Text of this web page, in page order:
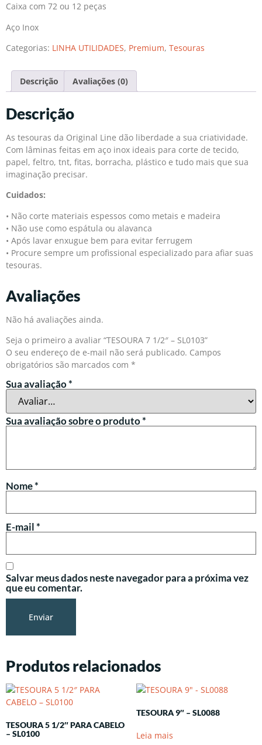
Caixa com 72 ou 12 peças
Aço Inox
Categorias: LINHA UTILIDADES, Premium, Tesouras
Descrição Avaliações (0)
Descrição
As tesouras da Original Line dão liberdade a sua criatividade.
Com lâminas feitas em aço inox ideais para corte de tecido,
papel, feltro, tnt, fitas, borracha, plástico e tudo mais que sua
imaginação precisar.
Cuidados:
• Não corte materiais espessos como metais e madeira
• Não use como espátula ou alavanca
• Após lavar enxugue bem para evitar ferrugem
• Procure sempre um profissional especializado para afiar suas
tesouras.
Avaliações
Não há avaliações ainda.
Seja o primeiro a avaliar “TESOURA 7 1/2″ – SL0103”
O seu endereço de e-mail não será publicado. Campos
obrigatórios são marcados com *
Sua avaliação*
Sua avaliação sobre o produto*
Nome*
E-mail*
Salvar meus dados neste navegador para a próxima vez
que eu comentar.
Produtos relacionados
TESOURA 5 1/2″ PARA CABELO
– SL0100
TESOURA 9″ – SL0088
Leia mais